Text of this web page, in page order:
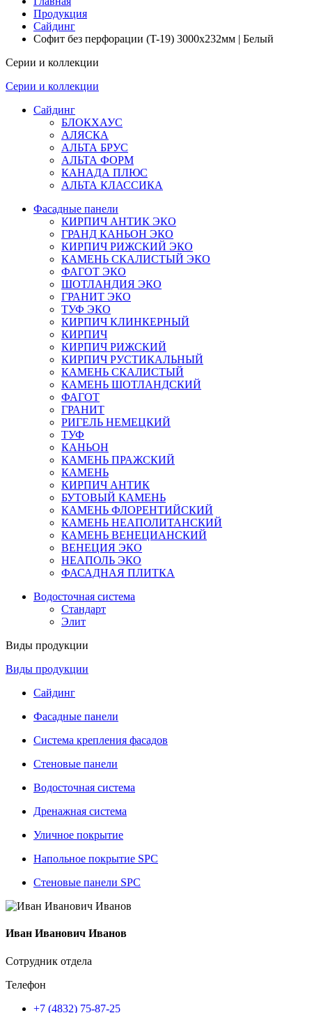
Продукция
Сайдинг
Софит без перфорации (T-19) 3000х232мм | Белый
Серии и коллекции
Серии и коллекции
Сайдинг
БЛОКХАУС
АЛЯСКА
АЛЬТА БРУС
АЛЬТА ФОРМ
КАНАДА ПЛЮС
АЛЬТА КЛАССИКА
Фасадные панели
КИРПИЧ АНТИК ЭКО
ГРАНД КАНЬОН ЭКО
КИРПИЧ РИЖСКИЙ ЭКО
КАМЕНЬ СКАЛИСТЫЙ ЭКО
ФАГОТ ЭКО
ШОТЛАНДИЯ ЭКО
ГРАНИТ ЭКО
ТУФ ЭКО
КИРПИЧ КЛИНКЕРНЫЙ
КИРПИЧ
КИРПИЧ РИЖСКИЙ
КИРПИЧ РУСТИКАЛЬНЫЙ
КАМЕНЬ СКАЛИСТЫЙ
КАМЕНЬ ШОТЛАНДСКИЙ
ФАГОТ
ГРАНИТ
РИГЕЛЬ НЕМЕЦКИЙ
ТУФ
КАНЬОН
КАМЕНЬ ПРАЖСКИЙ
КАМЕНЬ
КИРПИЧ АНТИК
БУТОВЫЙ КАМЕНЬ
КАМЕНЬ ФЛОРЕНТИЙСКИЙ
КАМЕНЬ НЕАПОЛИТАНСКИЙ
КАМЕНЬ ВЕНЕЦИАНСКИЙ
ВЕНЕЦИЯ ЭКО
НЕАПОЛЬ ЭКО
ФАСАДНАЯ ПЛИТКА
Водосточная система
Стандарт
Элит
Виды продукции
Виды продукции
Сайдинг
Фасадные панели
Система крепления фасадов
Стеновые панели
Водосточная система
Дренажная система
Уличное покрытие
Напольное покрытие SPC
Стеновые панели SPC
Иван Иванович Иванов
Сотрудник отдела
Телефон
+7 (4832) 75-87-25